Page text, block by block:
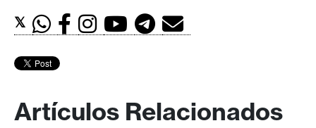
𝕏
Artículos Relacionados